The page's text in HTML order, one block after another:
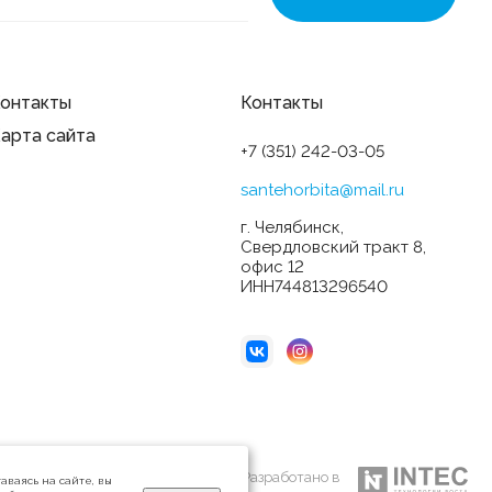
сайта
Контакты
+7 (351) 242-03-05
santehorbita@mail.ru
г. Челябинск,
Свердловский тракт 8,
офис 12
ИНН744813296540
Разработано в
на сайте, вы